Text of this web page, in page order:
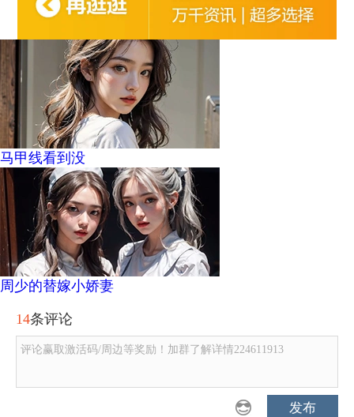
马甲线看到没
周少的替嫁小娇妻
14条评论
评论赢取激活码/周边等奖励！加群了解详情224611913
发布